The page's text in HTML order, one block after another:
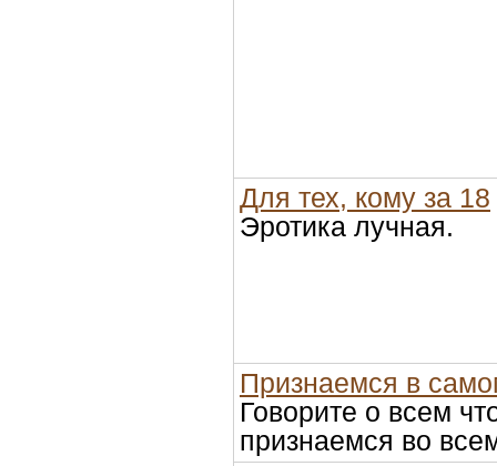
Для тех, кому за 18
Эротика лучная.
Признаемся в
Говорите о всем
признаемся во